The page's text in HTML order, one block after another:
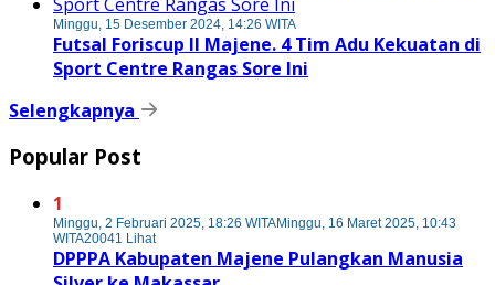
Minggu, 15 Desember 2024, 14:26 WITA
Futsal Foriscup II Majene. 4 Tim Adu Kekuatan di
Sport Centre Rangas Sore Ini
Selengkapnya
Popular Post
1
Minggu, 2 Februari 2025, 18:26 WITAMinggu, 16 Maret 2025, 10:43
WITA20041 Lihat
DPPPA Kabupaten Majene Pulangkan Manusia